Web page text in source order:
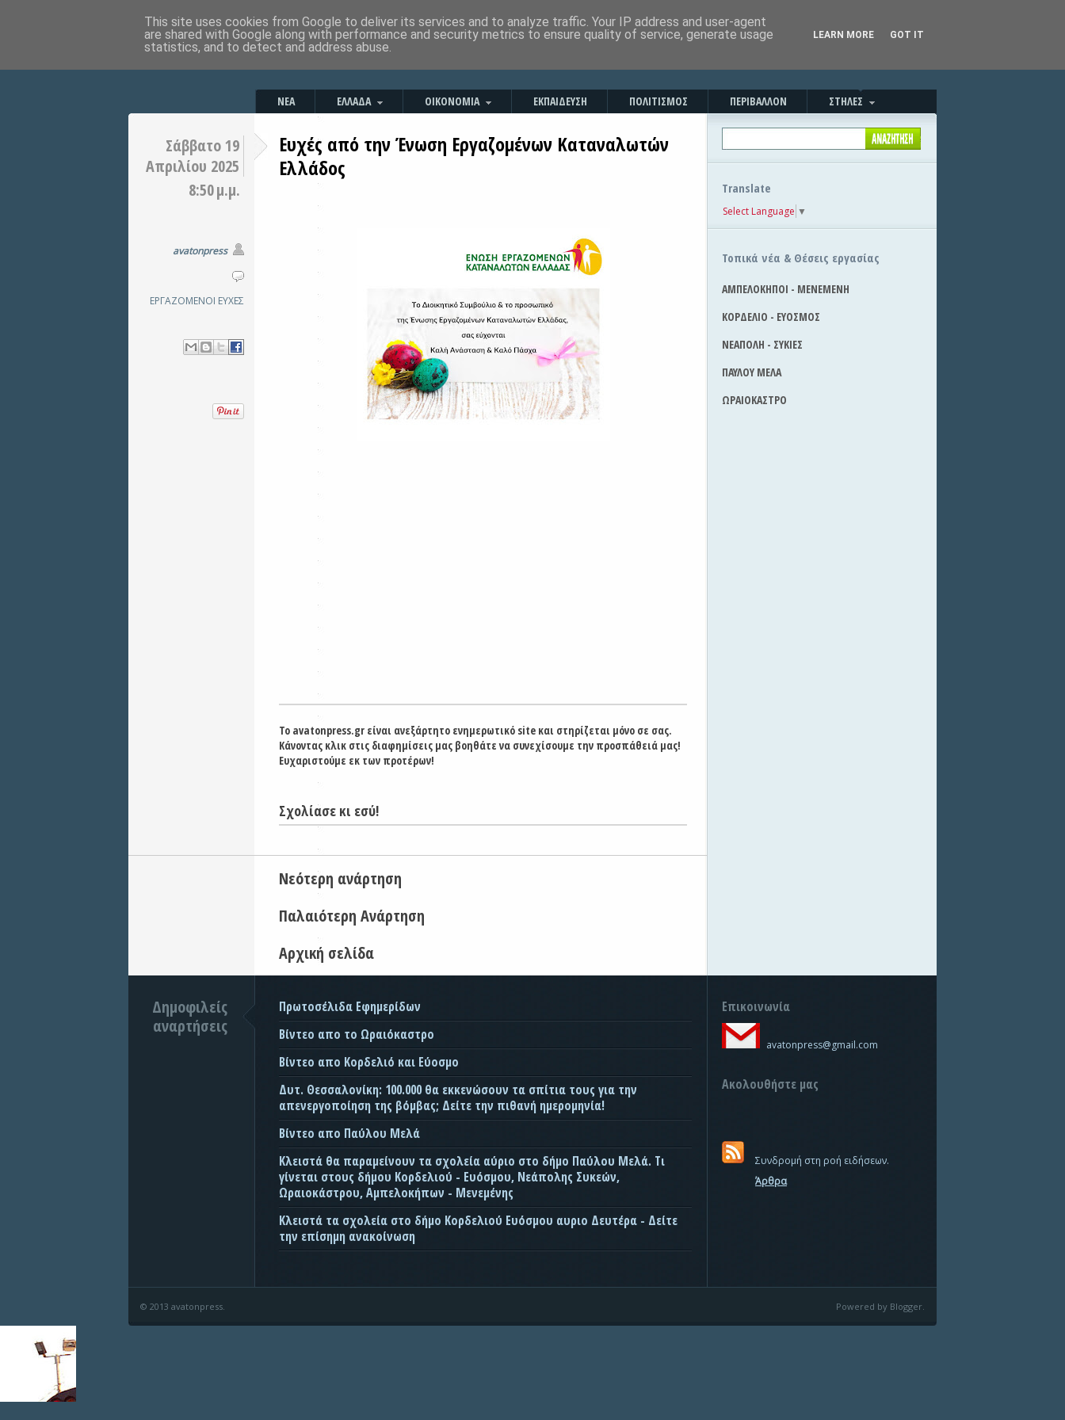
ΝΕΑ ΕΛΛΑΔΑ ΟΙΚΟΝΟΜΙΑ ΕΚΠΑΙΔΕΥΣΗ ΠΟΛΙΤΙΣΜΟΣ ΠΕΡΙΒΑΛΛΟΝ ΣΤΗΛΕΣ
Σάββατο 19
Απριλίου 2025
8:50 μ.μ.
avatonpress
ΕΡΓΑΖΟΜΕΝΟΙ ΕΥΧΕΣ
Ευχές από την Ένωση Εργαζομένων Καταναλωτών
Ελλάδος
Το avatonpress.gr είναι ανεξάρτητο ενημερωτικό site και στηρίζεται μόνο σε σας.
Κάνοντας κλικ στις διαφημίσεις μας βοηθάτε να συνεχίσουμε την προσπάθειά μας!
Ευχαριστούμε εκ των προτέρων!
Σχολίασε κι εσύ!
Νεότερη ανάρτηση
Παλαιότερη Ανάρτηση
Αρχική σελίδα
Translate
Select Language ▼
Τοπικά νέα & Θέσεις εργασίας
ΑΜΠΕΛΟΚΗΠΟΙ - ΜΕΝΕΜΕΝΗ
ΚΟΡΔΕΛΙΟ - ΕΥΟΣΜΟΣ
ΝΕΑΠΟΛΗ - ΣΥΚΙΕΣ
ΠΑΥΛΟΥ ΜΕΛΑ
ΩΡΑΙΟΚΑΣΤΡΟ
Δημοφιλείς
αναρτήσεις
Πρωτοσέλιδα Εφημερίδων
Βίντεο απο το Ωραιόκαστρο
Βίντεο απο Κορδελιό και Εύοσμο
Δυτ. Θεσσαλονίκη: 100.000 θα εκκενώσουν τα σπίτια τους για την
απενεργοποίηση της βόμβας; Δείτε την πιθανή ημερομηνία!
Βίντεο απο Παύλου Μελά
Κλειστά θα παραμείνουν τα σχολεία αύριο στο δήμο Παύλου Μελά. Τι
γίνεται στους δήμου Κορδελιού - Ευόσμου, Νεάπολης Συκεών,
Ωραιοκάστρου, Αμπελοκήπων - Μενεμένης
Κλειστά τα σχολεία στο δήμο Κορδελιού Ευόσμου αυριο Δευτέρα - Δείτε
την επίσημη ανακοίνωση
Επικοινωνία
avatonpress@gmail.com
Ακολουθήστε μας
Συνδρομή στη ροή ειδήσεων.
Άρθρα
© 2013 avatonpress. Powered by Blogger.
This site uses cookies from Google to deliver its services and to analyze traffic. Your IP address and user-agent
are shared with Google along with performance and security metrics to ensure quality of service, generate usage
statistics, and to detect and address abuse.
LEARN MORE GOT IT